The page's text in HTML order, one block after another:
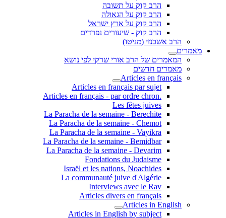
הרב קוק על תשובה
הרב קוק על הגאולה
הרב קוק על ארץ ישראל
הרב קוק - שיעורים נפרדים
הרב אשכנזי (מניטו)
מאמרים
המאמרים של הרב אורי שרקי לפי נושא
מאמרים חדשים
Articles en français
Articles en français par sujet
.Articles en français - par ordre chron
Les fêtes juives
La Paracha de la semaine - Berechite
La Paracha de la semaine - Chemot
La Paracha de la semaine - Vayikra
La Paracha de la semaine - Bemidbar
La Paracha de la semaine - Devarim
Fondations du Judaisme
Israël et les nations, Noachides
La communauté juive d'Algérie
Interviews avec le Rav
Articles divers en français
Articles in English
Articles in English by subject